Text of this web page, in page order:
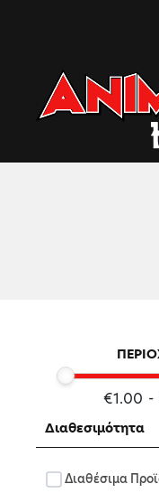
€1.00 -
Διαθεσιμότητα
Διαθέσιμα